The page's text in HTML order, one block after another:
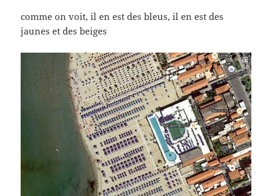
comme on voit, il en est des bleus, il en est des
jaunes et des beiges